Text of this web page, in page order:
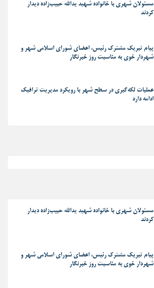
مسئولان شهری با خانواده شهید یدالله حبیب‌زاده دیدار
کردند
پیام تبریک مشترک رئیس، اعضای شورای اسلامی شهر و
شهردار خوی به مناسبت روز خبرنگار
عملیات لکه‌گیری در سطح شهر با رویکرد مدیریت ترافیک
ادامه دارد
مسئولان شهری با خانواده شهید یدالله حبیب‌زاده دیدار
کردند
پیام تبریک مشترک رئیس، اعضای شورای اسلامی شهر و
شهردار خوی به مناسبت روز خبرنگار